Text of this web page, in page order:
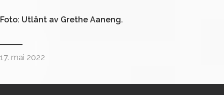
Foto: Utlånt av Grethe Aaneng.
17. mai 2022